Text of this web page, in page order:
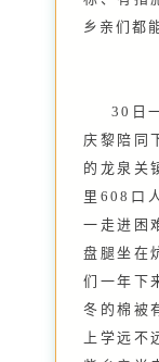
乡亲们都
30日
庆黎陪同
的龙泉关
里608口
一走进困
盘腿坐在
们一年下
冬的棉被
上学远不